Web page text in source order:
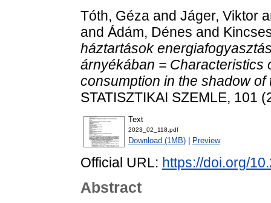
Tóth, Géza and Jáger, Viktor
and Ádám, Dénes and
háztartások
árnyékában = Characteristics
consumption in the shadow
STATISZTIKAI SZEMLE, 101
Text
2023_02_118.pdf
Download (1MB) Preview
Official URL: https://doi.org/
Abstract